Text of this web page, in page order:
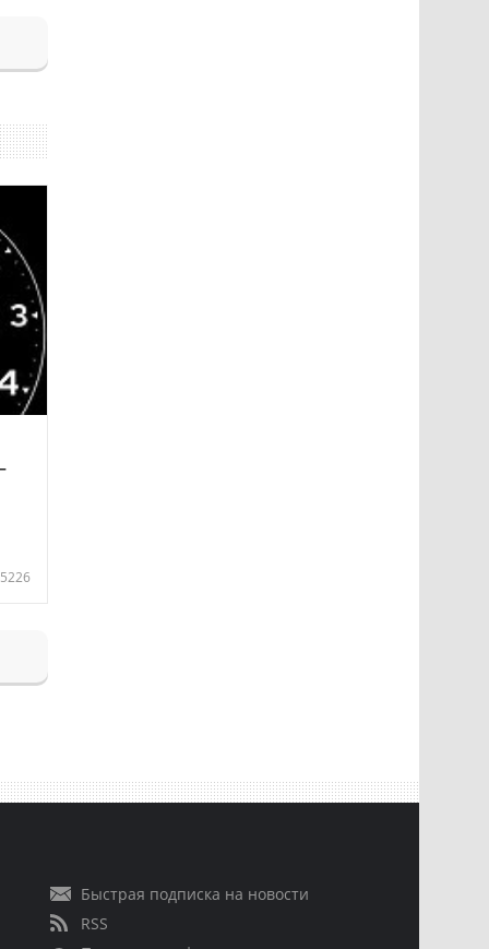
5226
Быстрая подписка на новости
RSS